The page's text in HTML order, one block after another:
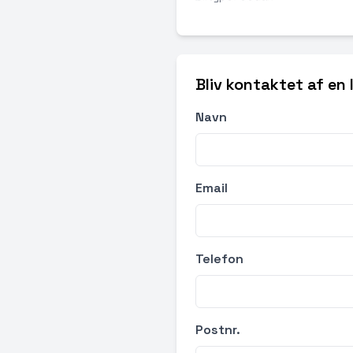
Bliv kontaktet af en
Navn
Email
Telefon
Postnr.